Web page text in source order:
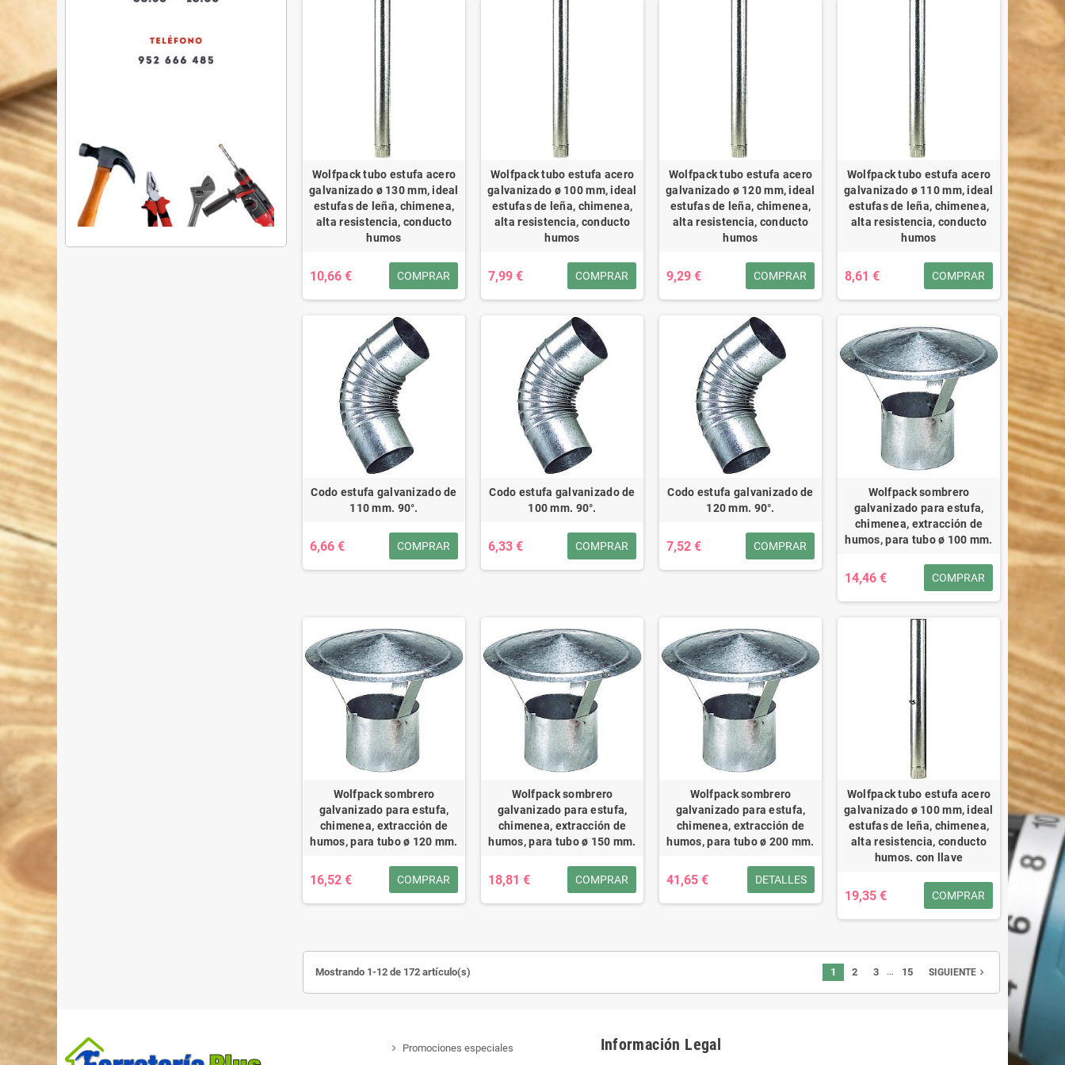
Wolfpack tubo estufa acero
galvanizado ø 130 mm, ideal
estufas de leña, chimenea,
alta resistencia, conducto
humos
10,66 € COMPRAR
Wolfpack tubo estufa acero
galvanizado ø 100 mm, ideal
estufas de leña, chimenea,
alta resistencia, conducto
humos
7,99 € COMPRAR
Wolfpack tubo estufa acero
galvanizado ø 120 mm, ideal
estufas de leña, chimenea,
alta resistencia, conducto
humos
9,29 € COMPRAR
Wolfpack tubo estufa acero
galvanizado ø 110 mm, ideal
estufas de leña, chimenea,
alta resistencia, conducto
humos
8,61 € COMPRAR
Codo estufa galvanizado de
110 mm. 90°.
6,66 € COMPRAR
Codo estufa galvanizado de
100 mm. 90°.
6,33 € COMPRAR
Codo estufa galvanizado de
120 mm. 90°.
7,52 € COMPRAR
Wolfpack sombrero
galvanizado para estufa,
chimenea, extracción de
humos, para tubo ø 100 mm.
14,46 € COMPRAR
Wolfpack sombrero
galvanizado para estufa,
chimenea, extracción de
humos, para tubo ø 120 mm.
16,52 € COMPRAR
Wolfpack sombrero
galvanizado para estufa,
chimenea, extracción de
humos, para tubo ø 150 mm.
18,81 € COMPRAR
Wolfpack sombrero
galvanizado para estufa,
chimenea, extracción de
humos, para tubo ø 200 mm.
41,65 € DETALLES
Wolfpack tubo estufa acero
galvanizado ø 100 mm, ideal
estufas de leña, chimenea,
alta resistencia, conducto
humos. con llave
19,35 € COMPRAR
Mostrando 1-12 de 172 artículo(s) 1 2 3 … 15 SIGUIENTEnavigate_next
Promociones especiales
Información Legal